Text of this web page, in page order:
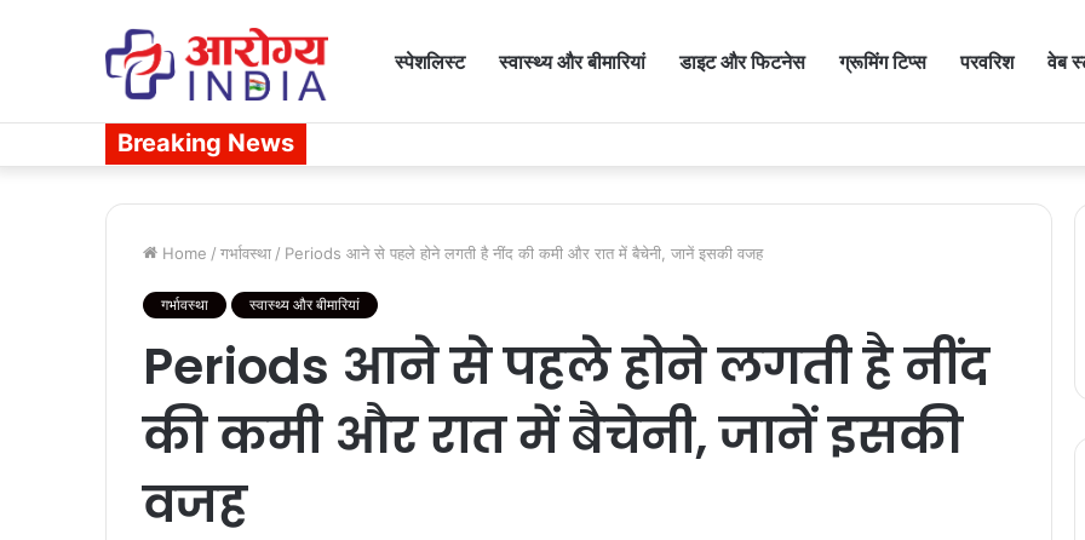
स्पेशलिस्ट स्वास्थ्य और बीमारियां डाइट और फिटनेस ग्रूमिंग टिप्स परवरिश वेब
Breaking News
Home / गर्भावस्था / Periods आने से पहले होने लगती है नींद की कमी और रात में बैचेनी, जानें इसकी वजह
गर्भावस्था स्वास्थ्य और बीमारियां
Periods आने से पहले होने लगती है नींद
की कमी और रात में बैचेनी, जानें इसकी
वजह